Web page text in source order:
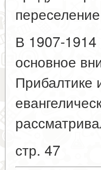
В 1907-1914
основное
Прибалтике
стр. 47